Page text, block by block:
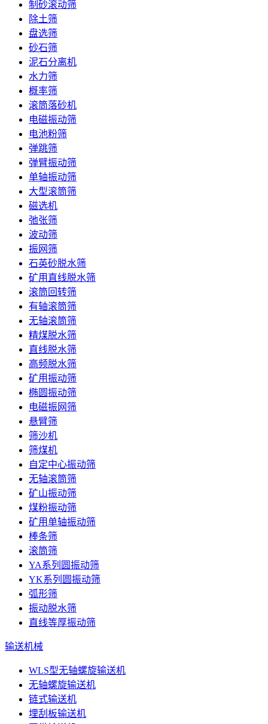
制砂滚动筛
除土筛
盘选筛
砂石筛
泥石分离机
水力筛
概率筛
滚筒落砂机
电磁振动筛
电池粉筛
弹跳筛
弹臂振动筛
单轴振动筛
大型滚筒筛
磁选机
弛张筛
波动筛
振网筛
石英砂脱水筛
矿用直线脱水筛
滚筒回转筛
有轴滚筒筛
无轴滚筒筛
精煤脱水筛
直线脱水筛
高频脱水筛
矿用振动筛
椭圆振动筛
电磁振网筛
悬臂筛
筛沙机
筛煤机
自定中心振动筛
无轴滚筒筛
矿山振动筛
煤粉振动筛
矿用单轴振动筛
棒条筛
滚筒筛
YA系列圆振动筛
YK系列圆振动筛
弧形筛
振动脱水筛
直线等厚振动筛
输送机械
WLS型无轴螺旋输送机
无轴螺旋输送机
链式输送机
埋刮板输送机